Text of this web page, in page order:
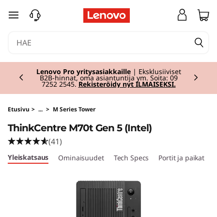
T
k
C
e
n
siirry pääsisältöön
Lenovo Pro yritysasiakkaille| Eksklusiiviset
B2B-hinnat, oma asiantuntija ym. Soita: 09
7252 2545. Rekisteröidy nyt ILMAISEKSI.
Currently displaying item 2 of 2
Etusivu > ... > M Series Tower
ThinkCentre M70t Gen 5 (Intel)
(41)
Yleiskatsaus Ominaisuudet Tech Specs Portit ja paikat